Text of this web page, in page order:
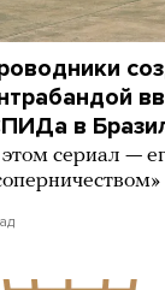
в
сериал —